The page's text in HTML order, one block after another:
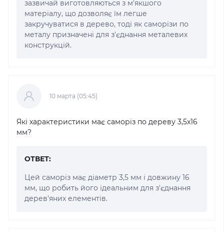
зазвичай виготовляються з м'якшого
матеріалу, що дозволяє їм легше
закручуватися в дерево, тоді як саморізи по
металу призначені для з'єднання металевих
конструкцій.
10 марта (05:45)
Які характеристики має саморіз по дереву 3,5x16
мм?
ОТВЕТ:
Цей саморіз має діаметр 3,5 мм і довжину 16
мм, що робить його ідеальним для з'єднання
дерев'яних елементів.